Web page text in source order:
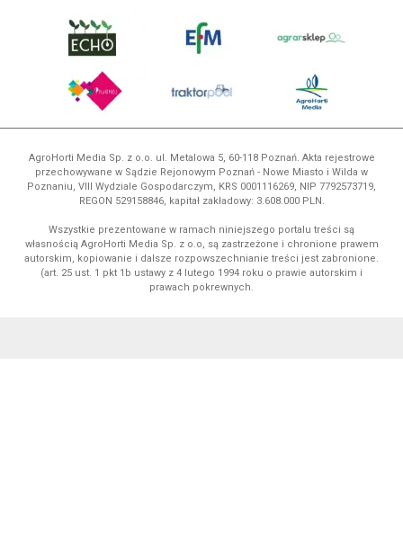
AgroHorti Media Sp. z o.o. ul. Metalowa 5, 60-118 Poznań. Akta rejestrowe
przechowywane w Sądzie Rejonowym Poznań - Nowe Miasto i Wilda w
Poznaniu, VIII Wydziale Gospodarczym, KRS 0001116269, NIP 7792573719,
REGON 529158846, kapitał zakładowy: 3.608.000 PLN.
Wszystkie prezentowane w ramach niniejszego portalu treści są
własnością AgroHorti Media Sp. z o.o, są zastrzeżone i chronione prawem
autorskim, kopiowanie i dalsze rozpowszechnianie treści jest zabronione.
(art. 25 ust. 1 pkt 1b ustawy z 4 lutego 1994 roku o prawie autorskim i
prawach pokrewnych.